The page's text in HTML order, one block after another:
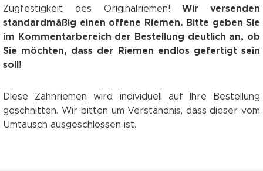
Zugfestigkeit des Originalriemen! Wir versenden
standardmäßig einen offene Riemen. Bitte geben Sie
im Kommentarbereich der Bestellung deutlich an, ob
Sie möchten, dass der Riemen endlos gefertigt sein
soll!
Diese Zahnriemen wird individuell auf Ihre Bestellung
geschnitten. Wir bitten um Verständnis, dass dieser vom
Umtausch ausgeschlossen ist.